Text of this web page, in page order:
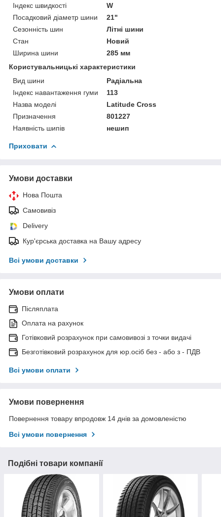
Індекс швидкості
W
Посадковий діаметр шини
21"
Сезонність шин
Літні шини
Стан
Новий
Ширина шини
285 мм
Користувальницькі характеристики
Вид шини
Радіальна
Індекс навантаження гуми
113
Назва моделі
Latitude Cross
Призначення
801227
Наявність шипів
нешип
Приховати
Умови доставки
Нова Пошта
Самовивіз
Delivery
Кур'єрська доставка на Вашу адресу
Всі умови доставки
Умови оплати
Післяплата
Оплата на рахунок
Готівковий розрахунок при самовивозі з точки видачі
Безготівковий розрахунок для юр.осіб без - або з - ПДВ
Всі умови оплати
Умови повернення
Повернення товару впродовж 14 днів за домовленістю
Всі умови повернення
Подібні товари компанії